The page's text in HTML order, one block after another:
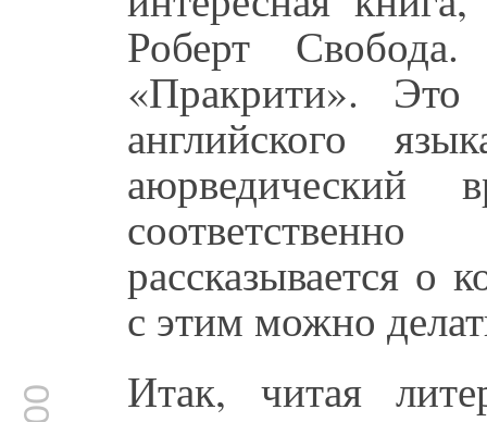
Роберт
«Пракрити».
английского
рассказывается о
с этим можно
Итак, читая